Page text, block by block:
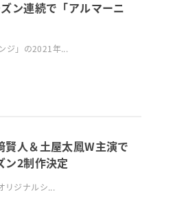
ン連続で「アルマーニ
ジ」の2021年...
人＆土屋太鳳W主演で
ン2制作決定
リジナルシ...